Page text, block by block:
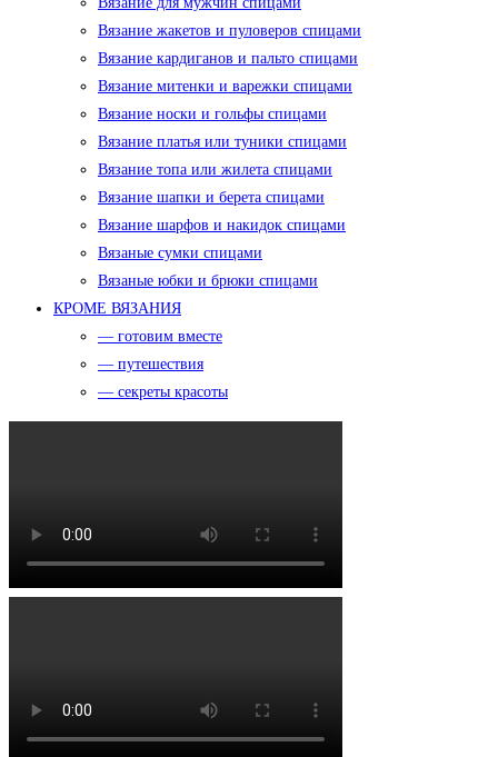
Вязание жакетов и пуловеров спицами
Вязание кардиганов и пальто спицами
Вязание митенки и варежки спицами
Вязание носки и гольфы спицами
Вязание платья или туники спицами
Вязание топа или жилета спицами
Вязание шапки и берета спицами
Вязание шарфов и накидок спицами
Вязаные сумки спицами
Вязаные юбки и брюки спицами
КРОМЕ ВЯЗАНИЯ
— готовим вместе
— путешествия
— секреты красоты